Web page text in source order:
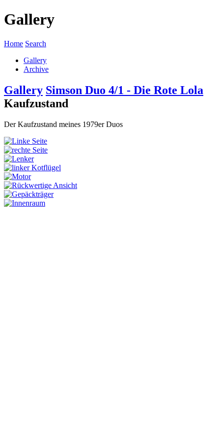
Gallery
Home Search
Gallery
Archive
Gallery Simson Duo 4/1 - Die Rote Lola
Kaufzustand
Der Kaufzustand meines 1979er Duos